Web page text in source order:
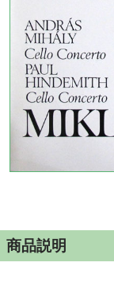
商品説明